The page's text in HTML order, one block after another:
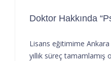
Doktor Hakkında
Lisans eğitimime
yıllık süreç tamamlamış